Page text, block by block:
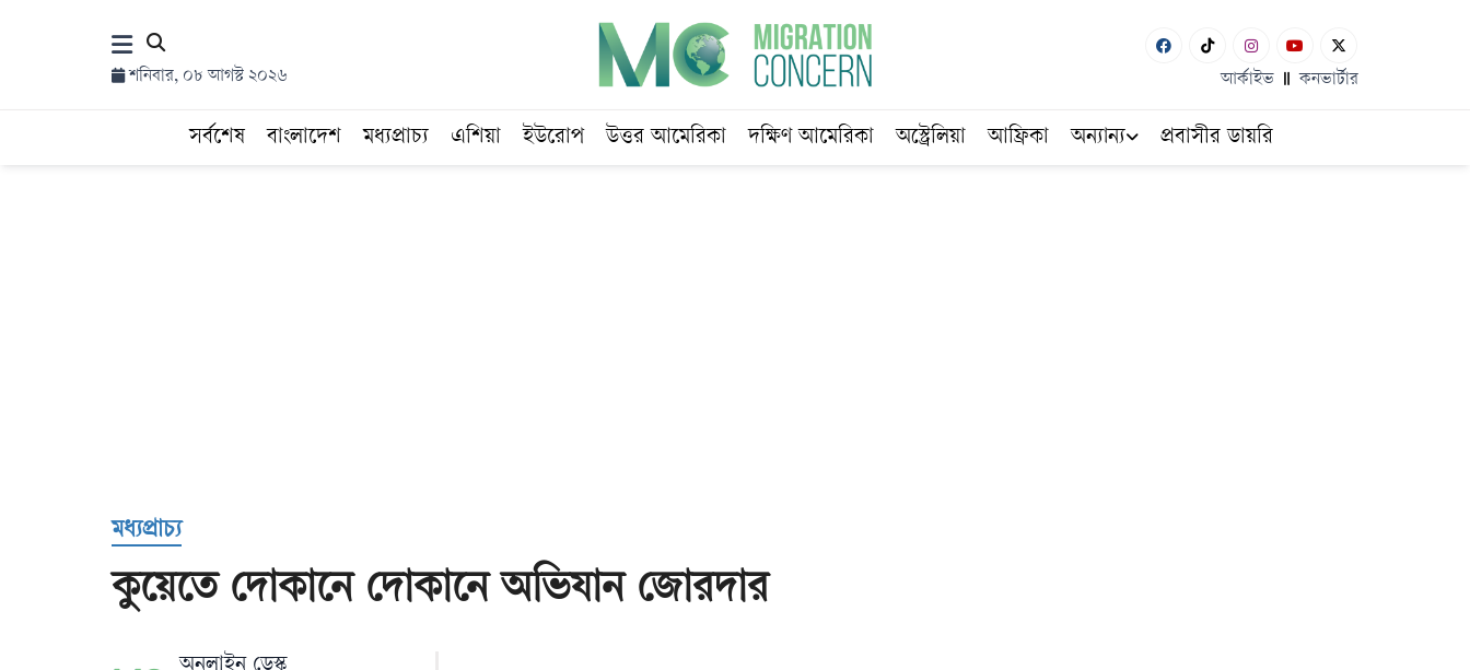
শনিবার, ০৮ আগস্ট ২০২৬ আর্কাইভ কনভার্টার
সর্বশেষ বাংলাদেশ মধ্যপ্রাচ্য এশিয়া ইউরোপ উত্তর আমেরিকা দক্ষিণ আমেরিকা অস্ট্রেলিয়া আফ্রিকা অন্যান্য প্রবাসীর ডায়রি
মধ্যপ্রাচ্য
কুয়েতে দোকানে দোকানে অভিযান জোরদার